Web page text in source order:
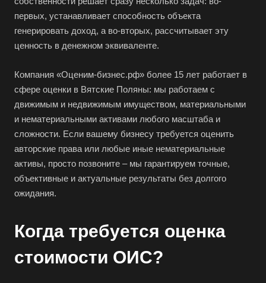
первых, устанавливает способность объекта
генерировать доход, а во-вторых, рассчитывает эту
ценность в денежном эквиваленте.
Компания «Оценим-бизнес.рф» более 15 лет работает в
сфере оценки в Вятские Поляны: мы работаем с
движимым и недвижимым имуществом, материальными
и нематериальными активами любого масштаба и
сложности. Если вашему бизнесу требуется оценить
авторские права или любые иные нематериальные
активы, просто позвоните – мы гарантируем точные,
объективные и актуальные результаты без долгого
ожидания.
Когда требуется оценка
стоимости ОИС?